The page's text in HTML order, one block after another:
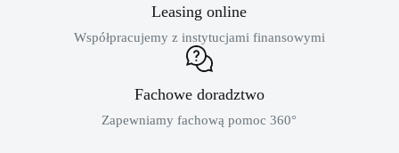
Leasing online
Współpracujemy z instytucjami finansowymi
Fachowe doradztwo
Zapewniamy fachową pomoc 360°